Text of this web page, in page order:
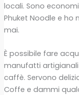
locali. Sono
Phuket Noodle e ho
mai.
È possibile fare
manufatti artigianali
caffè. Servono
Coffe e dammi